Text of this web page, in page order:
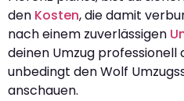
den Kosten, die damit
nach einem zuverlässigen
deinen Umzug
unbedingt den Wolf
anschauen.